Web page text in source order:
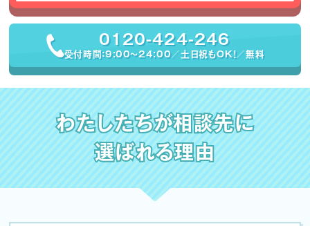
0120-424-246
受付時間：9:00〜24:00／土日祝もOK！／無料
わたしたちが相談先に
選ばれる理由